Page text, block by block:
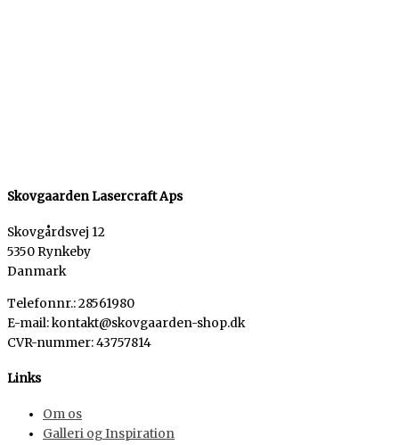
Skovgaarden Lasercraft Aps
Skovgårdsvej 12
5350 Rynkeby
Danmark
Telefonnr.: 28561980
E-mail: kontakt@skovgaarden-shop.dk
CVR-nummer:43757814
Links
Om os
Galleri og Inspiration